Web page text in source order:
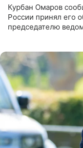
Курбан Омаров
России принял его
председателю